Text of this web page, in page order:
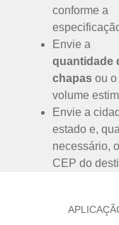
conforme a
Envie a
quantidade
chapas ou o
volume
Envie a
estado e,
necessário, o
CEP do